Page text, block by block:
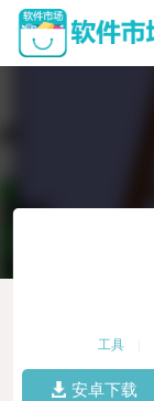
工具
安卓下载